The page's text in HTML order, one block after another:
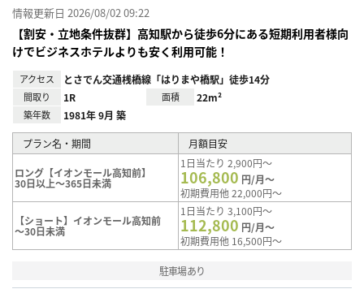
情報更新日 2026/08/02 09:22
【割安・立地条件抜群】高知駅から徒歩6分にある短期利用者様向
けでビジネスホテルよりも安く利用可能！
アクセス とさでん交通桟橋線「はりまや橋駅」徒歩14分
間取り 1R 面積 22m²
築年数 1981年 9月 築
プラン名・期間 月額目安
ロング【イオンモール高知前】
30日以上～365日未満
1日当たり 2,900円～
106,800 円/月～
初期費用他 22,000円～
【ショート】イオンモール高知前
～30日未満
1日当たり 3,100円～
112,800 円/月～
初期費用他 16,500円～
駐車場あり